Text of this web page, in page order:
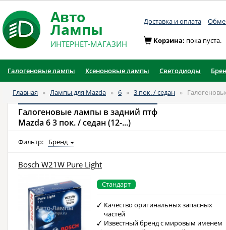
Авто
Лампы
ИНТЕРНЕТ-МАГАЗИН
Доставка и оплата
Корзина: пока пуста.
Галогеновые лампы Ксеноновые лампы Светодиоды
Главная » Лампы для Mazda » 6 » 3 пок. / седан »
Галогеновые лампы в задний птф
Mazda 6 3 пок. / седан (12-...)
Фильтр: Бренд
Bosch W21W Pure Light
Стандарт
Качество оригинальных запасных
частей
Известный бренд с мировым именем